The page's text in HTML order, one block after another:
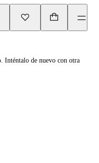
Inténtalo de nuevo con otra